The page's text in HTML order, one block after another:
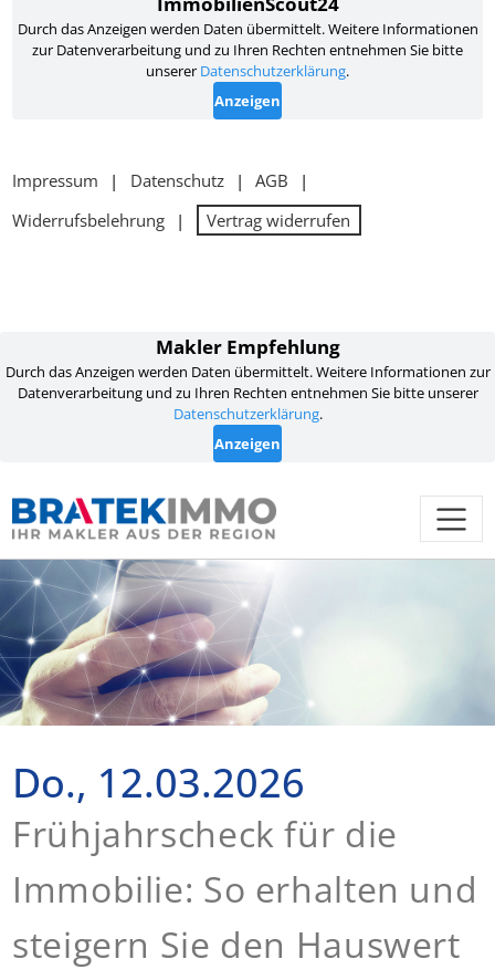
Impressum Datenschutz
AGB
Widerrufsbelehrung
Vertrag widerrufen
Do., 12.03.2026
Frühjahrscheck für die
Immobilie: So erhalten und
steigern Sie den Hauswert